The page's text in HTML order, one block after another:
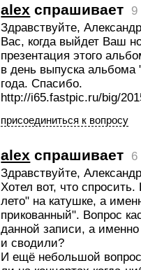
alex спрашивает
9
Здравствуйте,
Вас, когда выйдет Ваш
презентация этого
в день выпуска
года. Спасибо.
http://i65.fastpic.ru/big/
присоединиться к вопросу
alex спрашивает
6
Здравствуйте,
Хотел вот, что
лето" на катушке, а
прикованный". Вопрос
данной записи, а
и сводили?
И ещё небольшой